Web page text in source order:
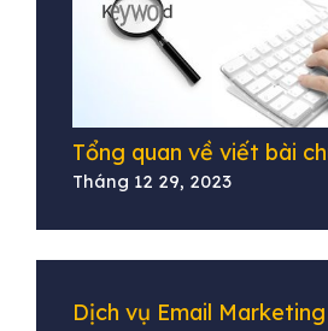
Tổng quan về viết bài
Tháng 12 29, 2023
Dịch vụ Email Marketing